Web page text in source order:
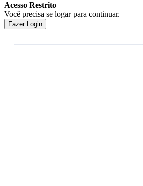
Acesso Restrito
Você precisa se logar para continuar.
Fazer Login